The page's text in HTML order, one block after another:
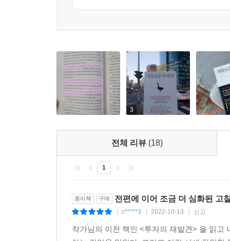
---「4장 그럼에도 투자를 계속해야 하는 이유」중
다양한 자산군에 투자를 해오면서 강조하고 싶
수없이 많은 시행착오들이 있었다. 하지만 이런
와 시행착오들을 겪는 동안, 우리가 가장 다행스
의 실수와 투자과정들을 통해서 리스크를 관리하
자산가격 때문에 많은 투자자들에게 고통스러운
성공하려고 할 필요도 없다. 앞서 ‘파레토 법칙’
하고 도박이 아닌 투자를 꾸준히 지속해 나가는 것
3장부터는 각자가 원하는 투자의 자유를 위해
자산을 늘려가며 현금흐름 레이어를 쌓는 방법
고려할 수 있는지, 현금 흐름도표를 만들어 투
중점적으로 다룬다.
3
전체 리뷰 (18)
1
종이책 구매 전편에 이어 조금 더 심화된 고
c*****3 2022-10-13 신고
작가님의 이전 책인 <투자의 재발견> 을 읽고